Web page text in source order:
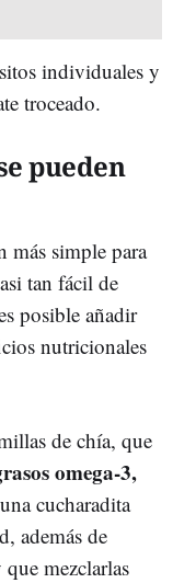
individuales y
troceado.
pueden
más simple para
tan fácil de
posible añadir
nutricionales
de chía, que
omega-3,
cucharadita
además de
mezclarlas